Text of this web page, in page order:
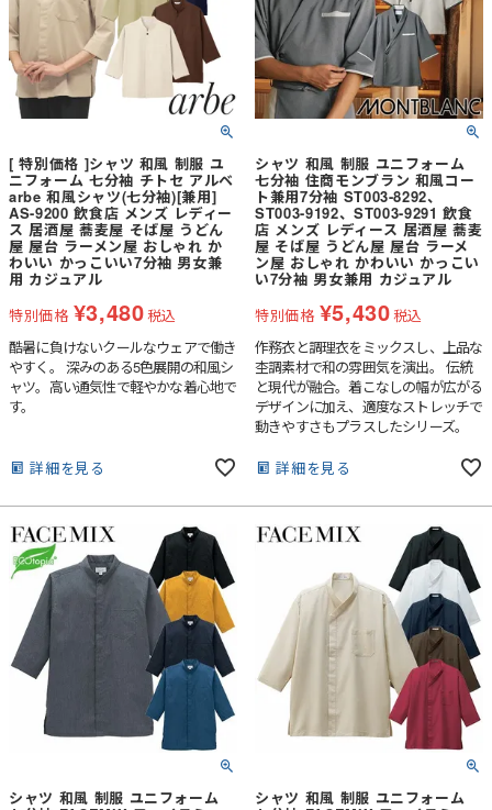
[ 特別価格 ]シャツ 和風 制服 ユ
ニフォーム 七分袖 チトセ アルベ
arbe 和風シャツ(七分袖)[兼用]
AS-9200 飲食店 メンズ レディー
ス 居酒屋 蕎麦屋 そば屋 うどん
屋 屋台 ラーメン屋 おしゃれ か
わいい かっこいい7分袖 男女兼
用 カジュアル
特別価格 ¥3,480税込
酷暑に負けないクールなウェアで働き
やすく。 深みのある5色展開の和風シ
ャツ。高い通気性で軽やかな着心地で
す。
詳細を見る
シャツ 和風 制服 ユニフォーム
七分袖 住商モンブラン 和風コー
ト兼用7分袖 ST003-8292、
ST003-9192、ST003-9291 飲食
店 メンズ レディース 居酒屋 蕎麦
屋 そば屋 うどん屋 屋台 ラーメ
ン屋 おしゃれ かわいい かっこい
い7分袖 男女兼用 カジュアル
特別価格 ¥5,430税込
作務衣と調理衣をミックスし、上品な
杢調素材で和の雰囲気を演出。 伝統
と現代が融合。着こなしの幅が広がる
デザインに加え、適度なストレッチで
動きやすさもプラスしたシリーズ。
詳細を見る
シャツ 和風 制服 ユニフォーム シャツ 和風 制服 ユニフォーム